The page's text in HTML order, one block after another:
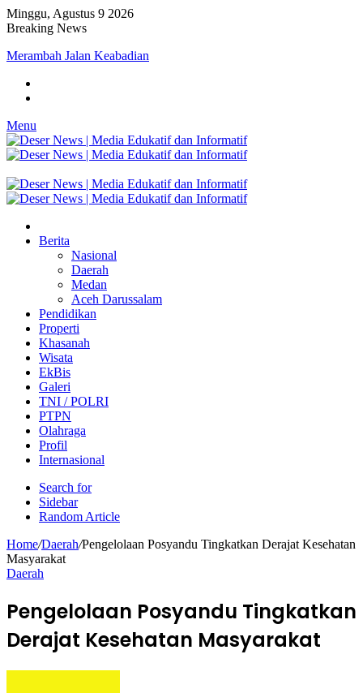
Minggu, Agustus 9 2026
Breaking News
Merambah Jalan Keabadian
Menu
Berita
Nasional
Daerah
Medan
Aceh Darussalam
Pendidikan
Properti
Khasanah
Wisata
EkBis
Galeri
TNI / POLRI
PTPN
Olahraga
Profil
Internasional
Search for
Sidebar
Random Article
Home/Daerah/Pengelolaan Posyandu Tingkatkan Derajat Kesehatan
Masyarakat
Daerah
Pengelolaan Posyandu Tingkatkan
Derajat Kesehatan Masyarakat